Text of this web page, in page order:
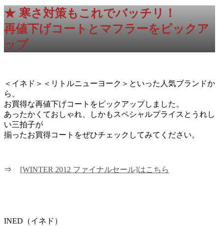
★ 寒さ対策もこれでバッチリ！
再値下げコートとマフラーをピックア
ップ
＜イネド＞＜リトルニューヨーク＞といった人気ブランドか
ら、
お買得な再値下げコートをピックアップしました。
あったかくておしゃれ、しかもスペシャルプライスとうれし
い三拍子が
揃ったお買得コートをぜひチェックしてみてください。
⇒ [WINTER 2012 ファイナルセール]はこちら
INED（イネド）